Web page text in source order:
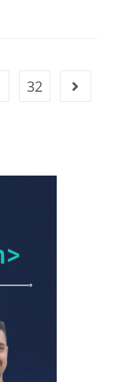
32